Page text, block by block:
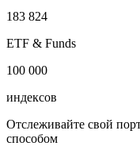
183 824
ETF & Funds
100 000
индексов
Отслеживайте свой
способом